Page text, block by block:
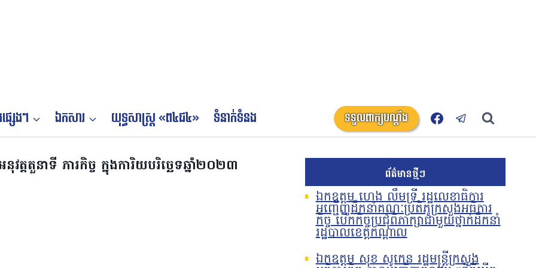
េងៗ ឯកសារ យុទ្ធសាស្ត្រ «ព៤ជ៤» ទំនាក់ទំនង ទទួលពាក្យបណ្តឹង
វត្តតួនាទី ភារកិច្ច ក្នុងការិយបរិច្ឆេទឆ្នាំ២០២៣ ព័ត៌មានថ្មីៗ
ឯកឧត្តម ហេង លឹមទ្រី រដ្ឋលេខាធិការ
អញ្ជើញដឹកនាំគណៈប្រតិភូក្រសួងអធិការ
កិច្ច បើកកិច្ចប្រជុំពិភាក្សាជាមួយថ្នាក់ដឹកនាំ
រដ្ឋបាលខេត្តកណ្តាល
ឯកឧត្តម សុខ សូកេន រដ្ឋមន្រ្តីក្រសួង